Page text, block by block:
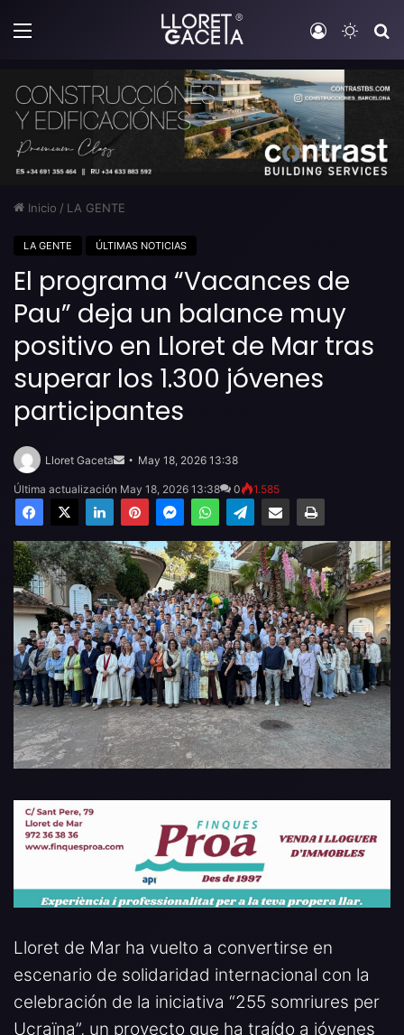
Menú Iniciar
Inicio / LA GENTE
LA GENTE ÚLTIMAS NOTICIAS
El programa “Vacances de
Pau” deja un balance muy
positivo en Lloret de Mar tras
superar los 1.300 jóvenes
participantes
Lloret Gaceta
email
May 18, 2026 13:38
Última actualización May 18, 2026 13:38 0 1.585
Facebook
X LinkedInPinterestMessengerWhatsAppTelegramCompartir por email Imprimir
Lloret de Mar ha vuelto a convertirse en
escenario de solidaridad internacional con la
celebración de la iniciativa “255 somriures per
Ucraïna”, un proyecto que ha traído a jóvenes